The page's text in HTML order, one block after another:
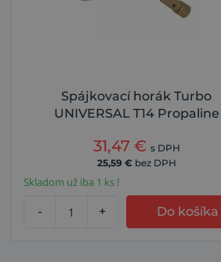
Spájkovací horák Turbo
UNIVERSAL T14 Propaline
31,47 € s DPH
25,59 € bez DPH
Skladom už iba 1 ks !
- + Do košíka